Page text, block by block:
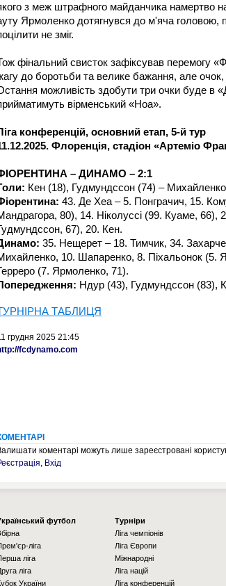
з меж штрафного майданчика намертво
Ярмоленко дотягнувся до м'яча
не зміг.
фінальний свисток зафіксував перемогу
до боротьби та велике бажання, але очок,
можливість здобути три очки буде в
вірменський «Ноа».
конференцій, основний етап, 5-й тур
Флоренція, стадіон «Артеміо
– ДИНАМО – 2:1
Кен (18), Гудмундссон (74) –
43. Де Хеа – 5. Понграчич, 15.
80), 14. Ніколуссі (99. Куаме, 66),
67), 20. Кен.
35. Нещерет – 18. Тимчик, 34.
10. Шапаренко, 8. Пiхальонок (5.
(7. Ярмоленко, 71).
Ндур (43), Гудмундссон (83),
ТАБЛИЦЯ
грудня 2025 21:45
fcdynamo.com
коментарі можуть лише зареєстровані
, Вхід
футбол
ліга
ліга
ліга
України
Турніри
Ліга чемпіонів
Ліга Європи
Міжнародні
Ліга націй
Ліга конференцій